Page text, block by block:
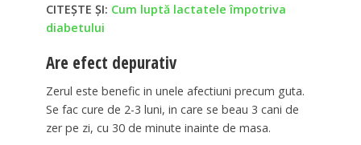
CITEȘTE ȘI: Cum luptă lactatele împotriva
diabetului
Are efect depurativ
Zerul este benefic in unele afectiuni precum guta.
Se fac cure de 2-3 luni, in care se beau 3 cani de
zer pe zi, cu 30 de minute inainte de masa.